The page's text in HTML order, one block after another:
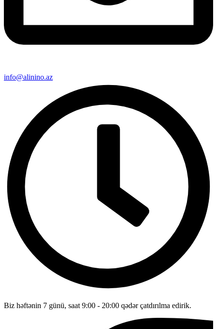
info@alinino.az
Biz həftənin 7 günü, saat 9:00 - 20:00 qədər çatdırılma edirik.